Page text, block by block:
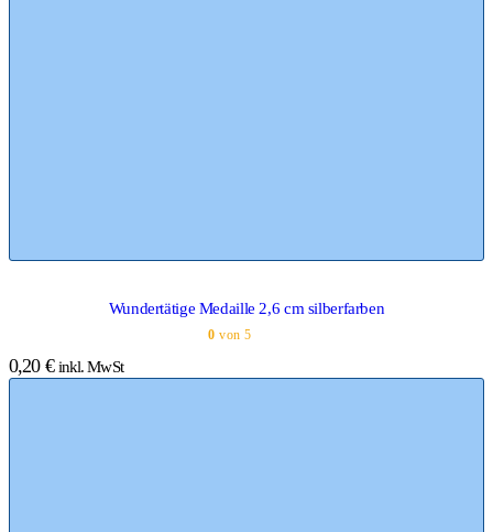
Wundertätige Medaille 2,6 cm silberfarben
0 von 5
0,20 € inkl. MwSt